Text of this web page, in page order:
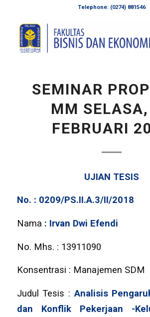
Telephone: (0274) 881546
SEMINAR
MM
FEBRUARI
UJIAN TESIS
No. : 0209/PS.II.A.3/II/2018
Nama : Irvan Dwi Efendi
No. Mhs. : 13911090
Konsentrasi : Manajemen SDM
Judul Tesis : Analisis
dan Konflik Pekerjaan -